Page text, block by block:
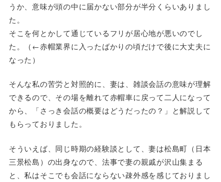
うか、意味が頭の中に届かない部分が半分くらいありまし
た。
そこを何とかして通じているフリが居心地が悪いのでし
た。（←赤帽業界に入ったばかりの頃だけで後に大丈夫に
なった）
そんな私の苦労と対照的に、妻は、雑談会話の意味が理解
できるので、その場を離れて赤帽車に戻って二人になって
から、「さっき会話の概要はどうだったの？」と解説して
もらっておりました。
そういえば、同じ時期の経験談として、妻は松島町（日本
三景松島）の出身なので、法事で妻の親戚が沢山集まる
と、私はそこでも会話にならない疎外感を感じておりまし